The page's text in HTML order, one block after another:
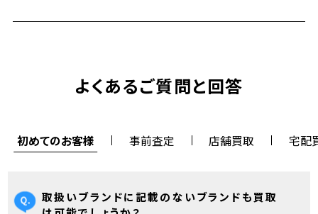
よくあるご質問と回答
初めてのお客様 事前査定 店舗買取 宅配
取扱いブランドに記載のないブランドも買取